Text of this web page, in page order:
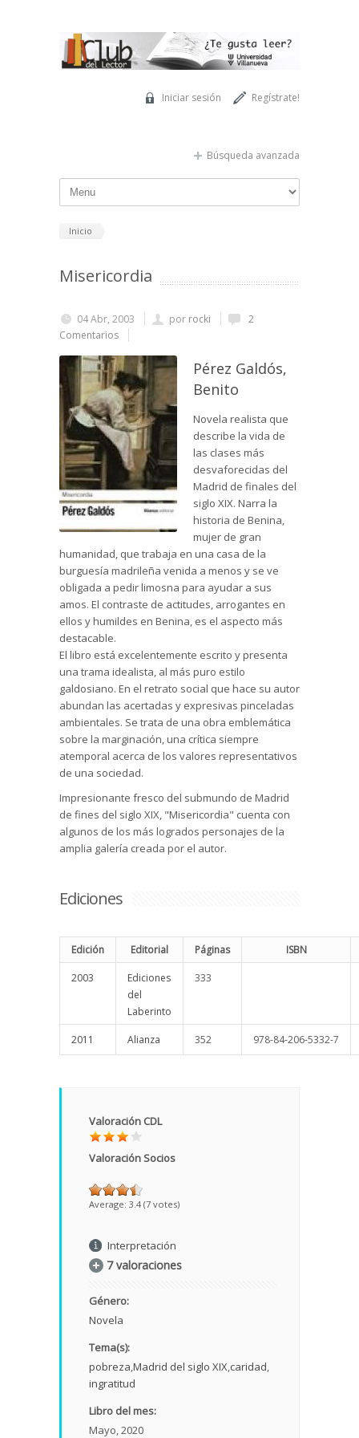
Regístrate!
Iniciar sesión
Búsqueda avanzada
Inicio
Misericordia
04 Abr, 2003 por rocki
2
Comentarios
Pérez Galdós,
Benito
Novela realista que
describe la vida de
las clases más
desvaforecidas del
Madrid de finales del
siglo XIX. Narra la
historia de Benina,
mujer de gran
humanidad, que trabaja en una casa de la
burguesía madrileña venida a menos y se ve
obligada a pedir limosna para ayudar a sus
amos. El contraste de actitudes, arrogantes en
ellos y humildes en Benina, es el aspecto más
destacable.
El libro está excelentemente escrito y presenta
una trama idealista, al más puro estilo
galdosiano. En el retrato social que hace su autor
abundan las acertadas y expresivas pinceladas
ambientales. Se trata de una obra emblemática
sobre la marginación, una crítica siempre
atemporal acerca de los valores representativos
de una sociedad.
Impresionante fresco del submundo de Madrid
de fines del siglo XIX, "Misericordia" cuenta con
algunos de los más logrados personajes de la
amplia galería creada por el autor.
Ediciones
Edición Editorial Páginas ISBN
2003
Ediciones
del
Laberinto
333
2011 Alianza 352 978-84-206-5332-7
Valoración CDL
Valoración Socios
Average: 3.4 (7 votes)
Interpretación
7 valoraciones
Género:
Novela
Tema(s):
pobreza Madrid del siglo XIX caridad
ingratitud
Libro del mes:
Mayo, 2020